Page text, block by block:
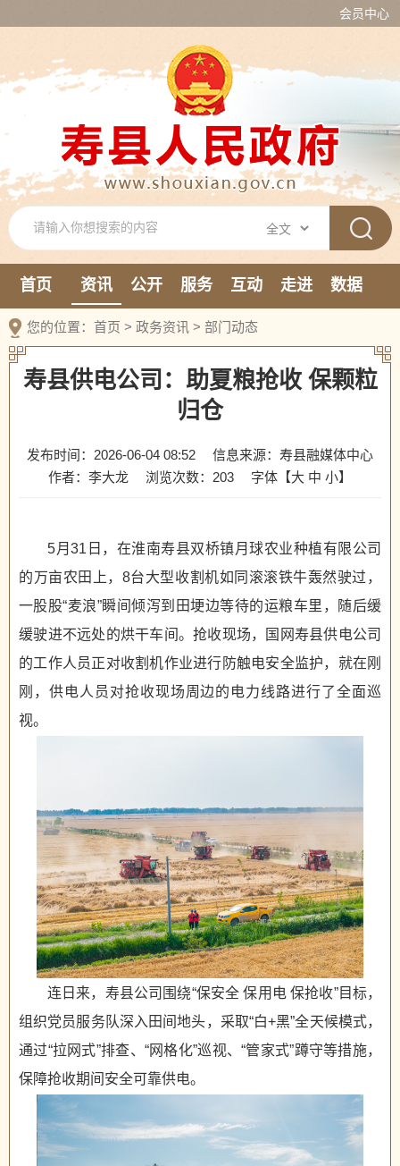
会员中心
首页 资讯 公开 服务 互动 走进
数据
新媒体
您的位置： 首页 > 政务资讯 > 部门动态
寿县供电公司：助夏粮抢收 保颗粒
归仓
发布时间：2026-06-04 08:52
信息来源：寿县融媒体中心
作者：李大龙
浏览次数： 203 字体【大 中 小】
5月31日，在淮南寿县双桥镇月球农业种植有限公司
的万亩农田上，8台大型收割机如同滚滚铁牛轰然驶过，
一股股“麦浪”瞬间倾泻到田埂边等待的运粮车里，随后缓
缓驶进不远处的烘干车间。抢收现场，国网寿县供电公司
的工作人员正对收割机作业进行防触电安全监护，就在刚
刚，供电人员对抢收现场周边的电力线路进行了全面巡
视。
连日来，寿县公司围绕“保安全 保用电 保抢收”目标，
组织党员服务队深入田间地头，采取“白+黑”全天候模式，
通过“拉网式”排查、“网格化”巡视、“管家式”蹲守等措施，
保障抢收期间安全可靠供电。